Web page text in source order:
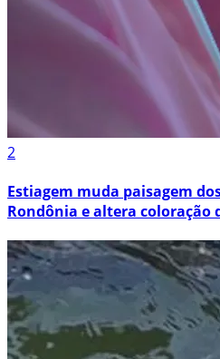
2
Estiagem muda paisagem
Rondônia e altera coloração